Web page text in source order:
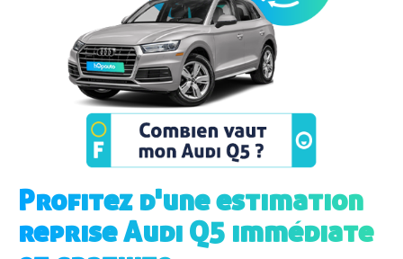
Profitez d'une estimation
reprise Audi Q5 immédiate